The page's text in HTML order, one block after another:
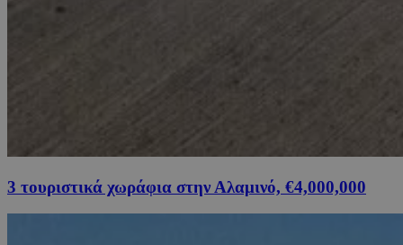
3 τουριστικά χωράφια στην Αλαμινό, €4,000,000